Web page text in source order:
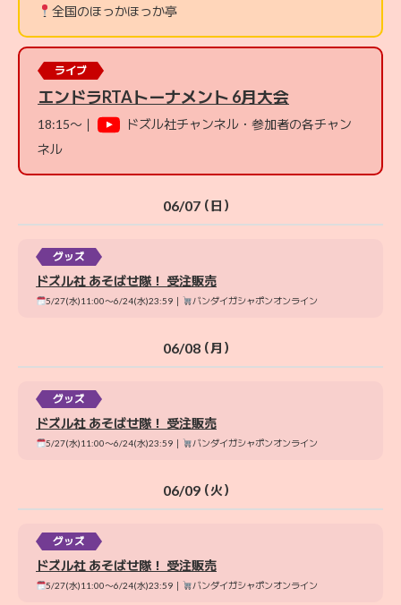
全国のほっかほっか亭
ライブ
エンドラRTAトーナメント 6月大会
18:15〜｜
ドズル社チャンネル・参加者の各チャン
ネル
06/07（日）
グッズ
ドズル社 あそばせ隊！ 受注販売
5/27(水)11:00〜6/24(水)23:59｜ バンダイガシャポンオンライン
06/08（月）
グッズ
ドズル社 あそばせ隊！ 受注販売
5/27(水)11:00〜6/24(水)23:59｜ バンダイガシャポンオンライン
06/09（火）
グッズ
ドズル社 あそばせ隊！ 受注販売
5/27(水)11:00〜6/24(水)23:59｜ バンダイガシャポンオンライン